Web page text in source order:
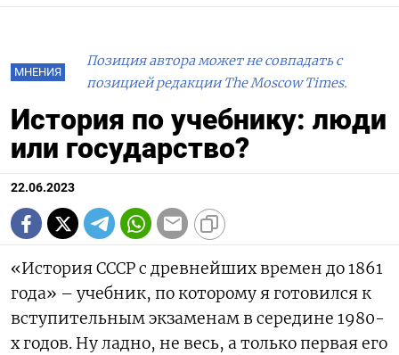
МНЕНИЯ
Позиция автора может не совпадать с
позицией редакции The Moscow Times.
История по учебнику: люди
или государство?
22.06.2023
«История СССР с древнейших времен до 1861
года» – учебник, по которому я готовился к
вступительным экзаменам в середине 1980-
х годов. Ну ладно, не весь, а только первая его